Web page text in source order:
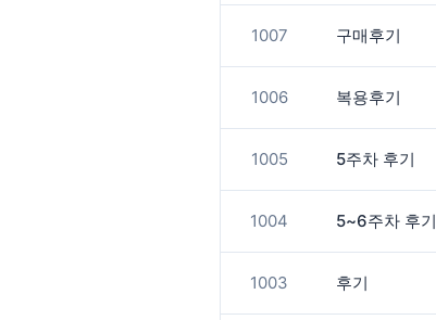
1007 구매후기
1006 복용후기
1005 5주차 후기
1004 5~6주차 후기
1003 후기